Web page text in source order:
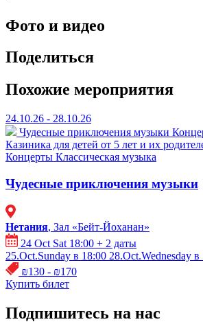
Фото и видео
Поделиться
Похожие мероприятия
24.10.26 - 28.10.26
Чудесные приключения музыки
Казиника для детей от 5 лет и их
Концерты Классическая музыка
Чудесные приключения музыки
Нетания, Зал «Бейт-Йоханан»
24 Oct Sat 18:00 + 2 даты
25.Oct.Sunday в 18:00 28.Oct.Wednesday в
₪130 - ₪170
Купить билет
Подпишитесь на нас